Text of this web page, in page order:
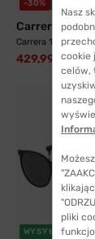
-30%
Carrera
Carrera 1135 J5G
429,99 zł
WYSYŁKA 24H
Nasz
cookie
celów,
pliki